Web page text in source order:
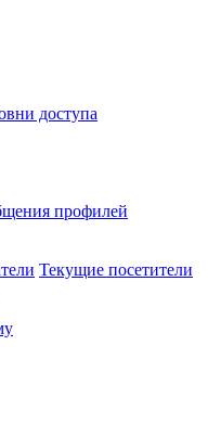
доступа
профилей
Текущие посетители